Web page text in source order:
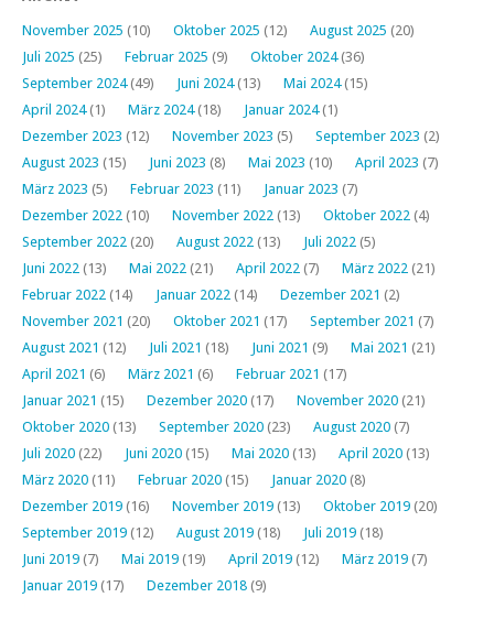
November 2025 (10) Oktober 2025 (12) August 2025 (20)
Juli 2025 (25) Februar 2025 (9) Oktober 2024(36)
September 2024(49) Juni 2024(13) Mai 2024(15)
April 2024(1) März 2024(18) Januar 2024(1)
Dezember 2023 (12) November 2023 (5) September 2023 (2)
August 2023 (15) Juni 2023 (8) Mai 2023 (10) April 2023 (7)
März 2023 (5) Februar 2023 (11) Januar 2023 (7)
Dezember 2022 (10) November 2022 (13) Oktober 2022 (4)
September 2022 (20) August 2022 (13) Juli 2022 (5)
Juni 2022 (13) Mai 2022 (21) April 2022 (7) März 2022 (21)
Februar 2022 (14) Januar 2022 (14) Dezember 2021 (2)
November 2021 (20) Oktober 2021 (17) September 2021 (7)
August 2021 (12) Juli 2021 (18) Juni 2021 (9) Mai 2021 (21)
April 2021 (6) März 2021 (6) Februar 2021 (17)
Januar 2021 (15) Dezember 2020 (17) November 2020 (21)
Oktober 2020 (13) September 2020 (23) August 2020 (7)
Juli 2020 (22) Juni 2020 (15) Mai 2020 (13) April 2020 (13)
März 2020 (11) Februar 2020 (15) Januar 2020 (8)
Dezember 2019 (16) November 2019 (13) Oktober 2019 (20)
September 2019 (12) August 2019 (18) Juli 2019 (18)
Juni 2019 (7) Mai 2019 (19) April 2019 (12) März 2019 (7)
Januar 2019 (17) Dezember 2018 (9)